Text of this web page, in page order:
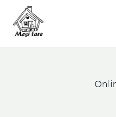
content